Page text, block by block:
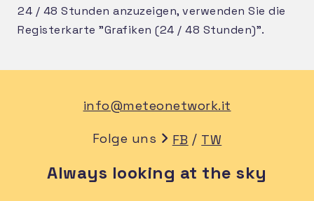
24 / 48 Stunden anzuzeigen, verwenden Sie die
Registerkarte "Grafiken (24 / 48 Stunden)".
info@meteonetwork.it
Folge uns FB / TW
Always looking at the sky